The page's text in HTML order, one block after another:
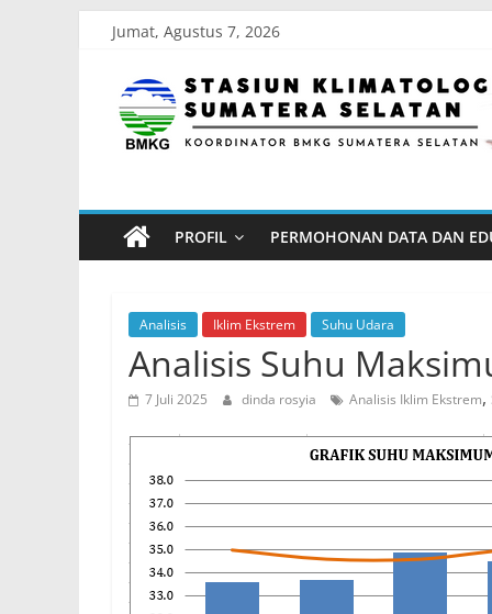
content
Jumat, Agustus 7, 2026
Stasiun
Klimatologi
Sumatera
Selatan
Koordinator
BMKG
Sumatera
Selatan
PROFIL PERMOHONAN DATA DAN
Analisis Iklim Ekstrem Suhu Udara
Analisis Suhu
7 Juli 2025 dinda rosyia Analisis Iklim Ekstrem,